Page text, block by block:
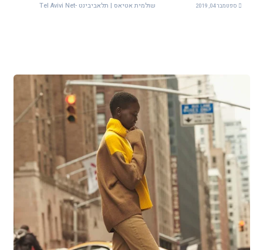
ספטמבר 04, 2019 שולמית אטיאס | תלאביבינט -Tel Avivi Net